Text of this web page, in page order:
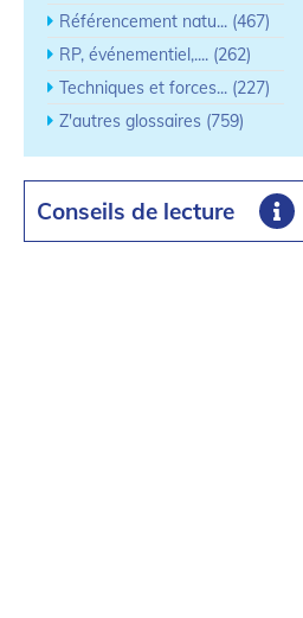
Référencement natu... (467)
RP, événementiel,.... (262)
Techniques et forces... (227)
Z'autres glossaires (759)
Conseils de lecture